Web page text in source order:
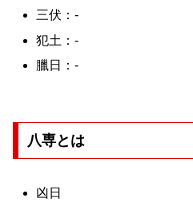
三伏：-
犯土：-
臘日：-
八専とは
凶日